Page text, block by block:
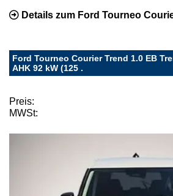
Details zum Ford Tourneo
Ford Tourneo Courier Trend 1.0 EB
AHK 92 kW (125 .
Preis:
MWSt: